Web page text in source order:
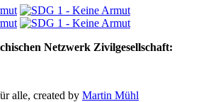
Netzwerk Zivilgesellschaft:
alle, created by Martin Mühl